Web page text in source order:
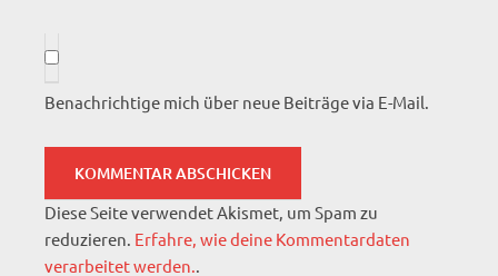
Benachrichtige mich über neue Beiträge via E-Mail.
Diese Seite verwendet Akismet, um Spam zu
reduzieren. Erfahre, wie deine Kommentardaten
verarbeitet werden..